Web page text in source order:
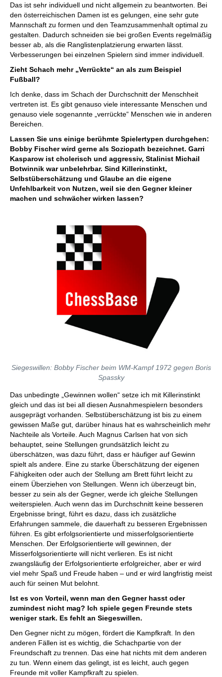
Das ist sehr individuell und nicht allgemein zu beantworten. Bei
den österreichischen Damen ist es gelungen, eine sehr gute
Mannschaft zu formen und den Teamzusammenhalt optimal zu
gestalten. Dadurch schneiden sie bei großen Events regelmäßig
besser ab, als die Ranglistenplatzierung erwarten lässt.
Verbesserungen bei einzelnen Spielern sind immer individuell.
Zieht Schach mehr „Verrückte“ an als zum Beispiel
Fußball?
Ich denke, dass im Schach der Durchschnitt der Menschheit
vertreten ist. Es gibt genauso viele interessante Menschen und
genauso viele sogenannte „verrückte“ Menschen wie in anderen
Bereichen.
Lassen Sie uns einige berühmte Spielertypen durchgehen:
Bobby Fischer wird gerne als Soziopath bezeichnet. Garri
Kasparow ist cholerisch und aggressiv, Stalinist Michail
Botwinnik war unbelehrbar. Sind Killerinstinkt,
Selbstüberschätzung und Glaube an die eigene
Unfehlbarkeit von Nutzen, weil sie den Gegner kleiner
machen und schwächer wirken lassen?
Siegeswillen: Bobby Fischer beim WM-Kampf 1972 gegen Boris
Spassky
Das unbedingte „Gewinnen wollen“ setze ich mit Killerinstinkt
gleich und das ist bei all diesen Ausnahmespielern besonders
ausgeprägt vorhanden. Selbstüberschätzung ist bis zu einem
gewissen Maße gut, darüber hinaus hat es wahrscheinlich mehr
Nachteile als Vorteile. Auch Magnus Carlsen hat von sich
behauptet, seine Stellungen grundsätzlich leicht zu
überschätzen, was dazu führt, dass er häufiger auf Gewinn
spielt als andere. Eine zu starke Überschätzung der eigenen
Fähigkeiten oder auch der Stellung am Brett führt leicht zu
einem Überziehen von Stellungen. Wenn ich überzeugt bin,
besser zu sein als der Gegner, werde ich gleiche Stellungen
weiterspielen. Auch wenn das im Durchschnitt keine besseren
Ergebnisse bringt, führt es dazu, dass ich zusätzliche
Erfahrungen sammele, die dauerhaft zu besseren Ergebnissen
führen. Es gibt erfolgsorientierte und misserfolgsorientierte
Menschen. Der Erfolgsorientierte will gewinnen, der
Misserfolgsorientierte will nicht verlieren. Es ist nicht
zwangsläufig der Erfolgsorientierte erfolgreicher, aber er wird
viel mehr Spaß und Freude haben – und er wird langfristig meist
auch für seinen Mut belohnt.
Ist es von Vorteil, wenn man den Gegner hasst oder
zumindest nicht mag? Ich spiele gegen Freunde stets
weniger stark. Es fehlt an Siegeswillen.
Den Gegner nicht zu mögen, fördert die Kampfkraft. In den
anderen Fällen ist es wichtig, die Schachpartie von der
Freundschaft zu trennen. Das eine hat nichts mit dem anderen
zu tun. Wenn einem das gelingt, ist es leicht, auch gegen
Freunde mit voller Kampfkraft zu spielen.